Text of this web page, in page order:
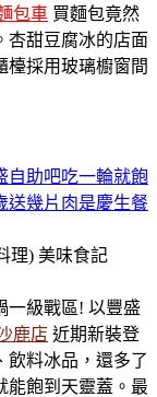
包車 買麵包竟然
杏甜豆腐冰的店面
檯採用玻璃櫥窗間
自助吧吃一輪就飽
送幾片肉是慶生餐
理) 美味食記
一級戰區! 以豐盛
鹿店 近期新裝登
飲料冰品，還多了
能飽到天靈蓋。最